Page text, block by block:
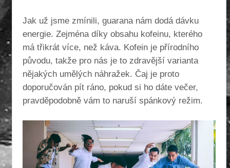
Jak už jsme zmínili, guarana nám dodá dávku
energie. Zejména díky obsahu kofeinu, kterého
má třikrát více, než káva. Kofein je přírodního
původu, takže pro nás je to zdravější varianta
nějakých umělých náhražek. Čaj je proto
doporučován pít ráno, pokud si ho dáte večer,
pravděpodobně vám to naruší spánkový režim.